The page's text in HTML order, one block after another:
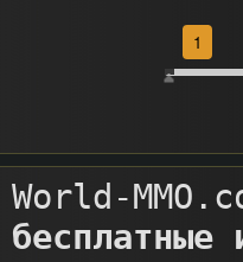
1
World-
бесплатные